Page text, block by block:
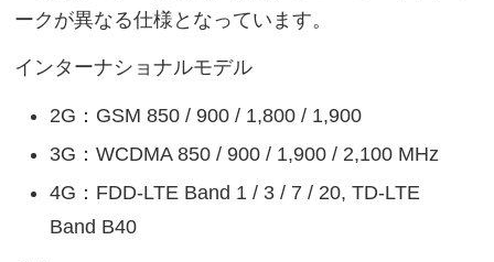
ークが異なる仕様となっています。
インターナショナルモデル
2G：GSM 850 / 900 / 1,800 / 1,900
3G：WCDMA 850 / 900 / 1,900 / 2,100 MHz
4G：FDD-LTE Band 1 / 3 / 7 / 20, TD-LTE
Band B40